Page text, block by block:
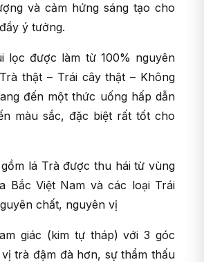
và cảm hứng sáng tạo cho
ý tưởng.
lọc được làm từ 100% nguyên
thật – Trái cây thật – Không
đến một thức uống hấp dẫn
màu sắc, đặc biệt rất tốt cho
lá Trà được thu hái từ vùng
Bắc Việt Nam và các loại Trái
chất, nguyên vị
giác (kim tự tháp) với 3 góc
trà đậm đà hơn, sự thẩm thấu